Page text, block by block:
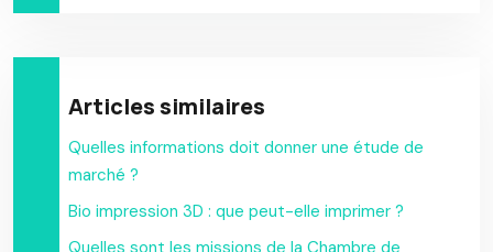
Articles similaires
Quelles informations doit donner une étude de
marché ?
Bio impression 3D : que peut-elle imprimer ?